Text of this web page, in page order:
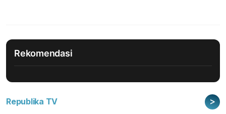
Rekomendasi
Republika TV >